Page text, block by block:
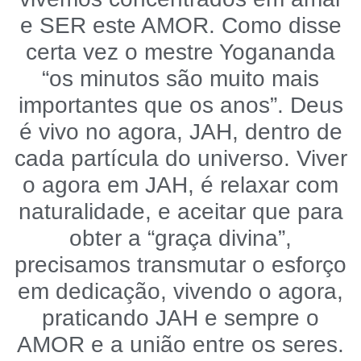
e SER este AMOR. Como disse
certa vez o mestre Yogananda
“os minutos são muito mais
importantes que os anos”. Deus
é vivo no agora, JAH, dentro de
cada partícula do universo. Viver
o agora em JAH, é relaxar com
naturalidade, e aceitar que para
obter a “graça divina”,
precisamos transmutar o esforço
em dedicação, vivendo o agora,
praticando JAH e sempre o
AMOR e a união entre os seres.